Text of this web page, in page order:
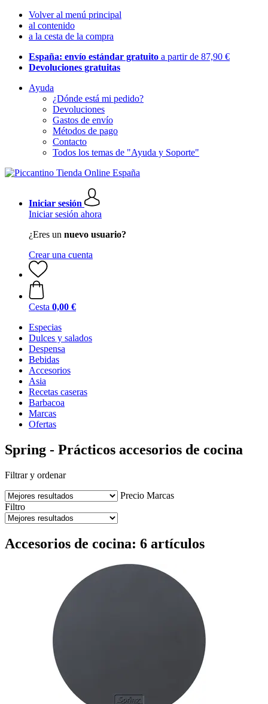
Volver al menú principal
al contenido
a la cesta de la compra
España: envío estándar gratuito a partir de 87,90 €
Devoluciones gratuitas
Ayuda
¿Dónde está mi pedido?
Devoluciones
Gastos de envío
Métodos de pago
Contacto
Todos los temas de "Ayuda y Soporte"
Iniciar sesión
Iniciar sesión ahora
¿Eres un nuevo usuario?
Crear una cuenta
Cesta 0,00 €
Especias
Dulces y salados
Despensa
Bebidas
Accesorios
Asia
Recetas caseras
Barbacoa
Marcas
Ofertas
Spring - Prácticos accesorios de cocina
Filtrar y ordenar
Precio Marcas
Filtro
Accesorios de cocina: 6 artículos